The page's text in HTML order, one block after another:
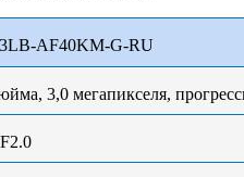
G-RU
3,0 мегапикселя,